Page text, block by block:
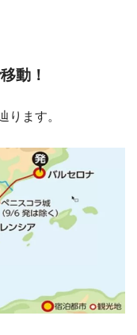
動！
ります。